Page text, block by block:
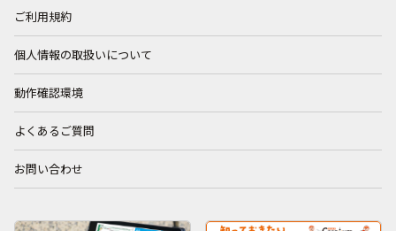
ご利用規約
個人情報の取扱いについて
動作確認環境
よくあるご質問
お問い合わせ